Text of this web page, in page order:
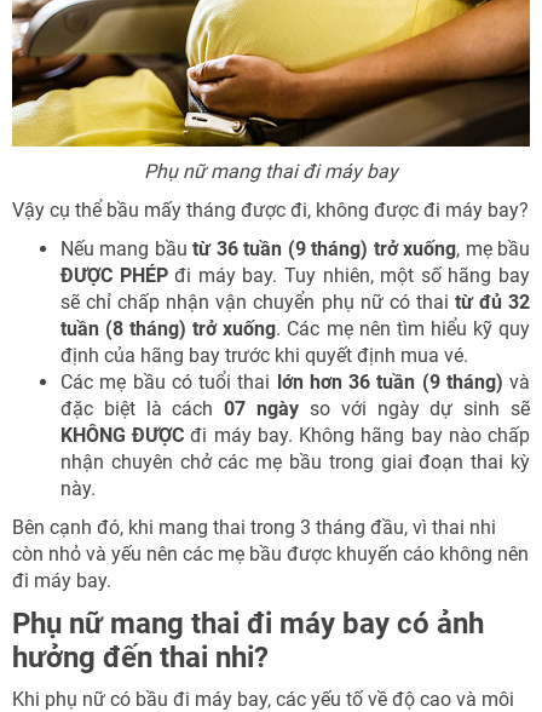
Phụ nữ mang thai đi máy bay
Vậy cụ thể bầu mấy tháng được đi, không được đi máy bay?
Nếu mang bầutừ 36 tuần (9 tháng) trở xuống, mẹ bầu
ĐƯỢC PHÉPđi máy bay. Tuy nhiên, một số hãng bay
sẽ chỉ chấp nhận vận chuyển phụ nữ có thai từ đủ 32
tuần (8 tháng) trở xuống. Các mẹ nên tìm hiểu kỹ quy
định của hãng bay trước khi quyết định mua vé.
Các mẹ bầu có tuổi thai lớn hơn 36 tuần (9 tháng) và
đặc biệt là cách07 ngày so với ngày dự sinh sẽ
KHÔNG ĐƯỢC đi máy bay. Không hãng bay nào chấp
nhận chuyên chở các mẹ bầu trong giai đoạn thai kỳ
này.
Bên cạnh đó, khi mang thai trong 3 tháng đầu, vì thai nhi
còn nhỏ và yếu nên các mẹ bầu được khuyến cáo không nên
đi máy bay.
Phụ nữ mang thai đi máy bay có ảnh
hưởng đến thai nhi?
Khi phụ nữ có bầu đi máy bay, các yếu tố về độ cao và môi